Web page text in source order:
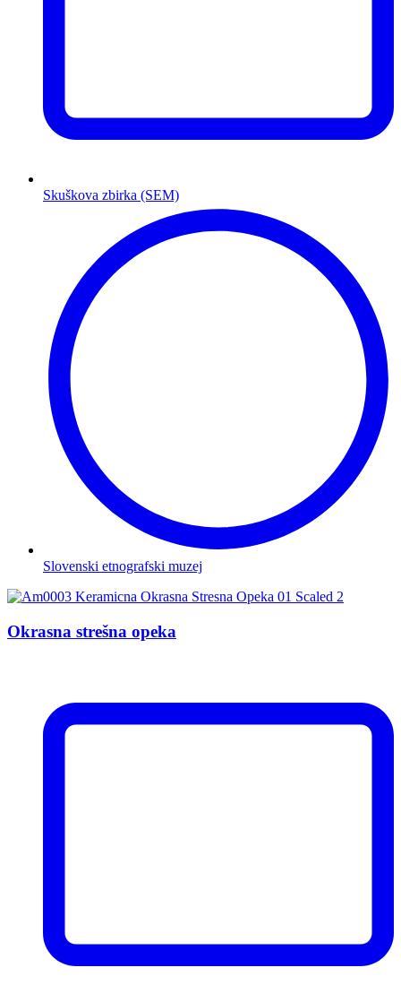
Skuškova zbirka (SEM)
Slovenski etnografski muzej
Okrasna strešna opeka